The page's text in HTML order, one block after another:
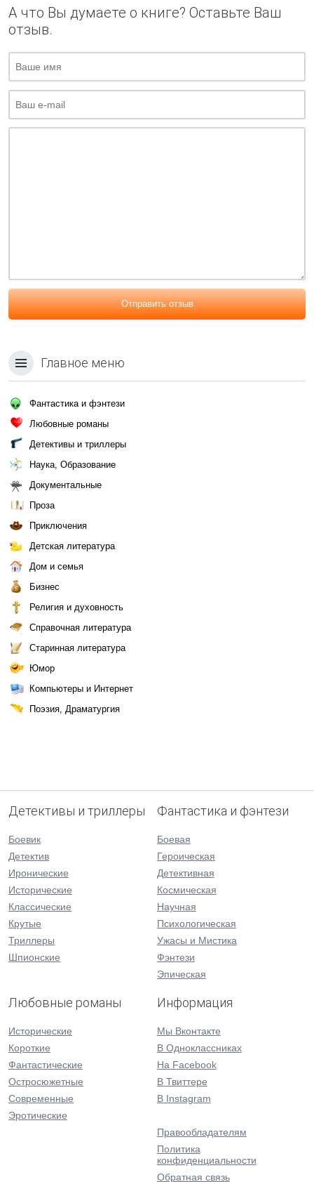
А что Вы думаете о книге? Оставьте Ваш
отзыв.
Отправить отзыв
Главное меню
Фантастика и фэнтези
Любовные романы
Детективы и триллеры
Наука, Образование
Документальные
Проза
Приключения
Детская литература
Дом и семья
Бизнес
Религия и духовность
Справочная литература
Старинная литература
Юмор
Компьютеры и Интернет
Поэзия, Драматургия
Детективы и триллеры
Боевик
Детектив
Иронические
Исторические
Классические
Крутые
Триллеры
Шпионские
Фантастика и фэнтези
Боевая
Героическая
Детективная
Космическая
Научная
Психологическая
Ужасы и Мистика
Фэнтези
Эпическая
Любовные романы
Исторические
Короткие
Фантастические
Остросюжетные
Современные
Эротические
Информация
Мы Вконтакте
В Одноклассниках
На Facebook
В Твиттере
В Instagram
Правообладателям
Политика
конфиденциальности
Обратная связь